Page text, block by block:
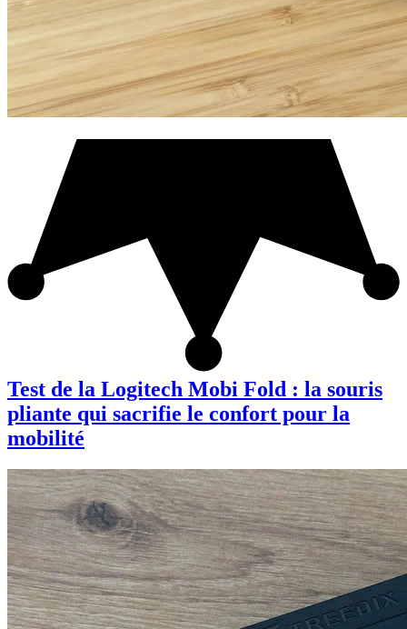
Test de la Logitech Mobi Fold : la souris
pliante qui sacrifie le confort pour la
mobilité